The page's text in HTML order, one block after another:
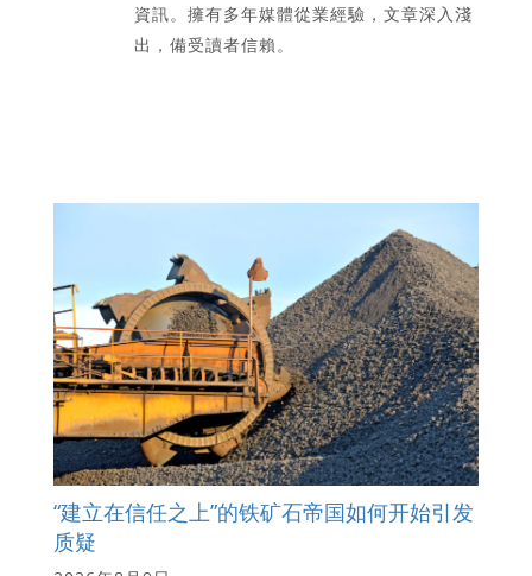
資訊。擁有多年媒體從業經驗，文章深入淺
出，備受讀者信賴。
“建立在信任之上”的铁矿石帝国如何开始引发
质疑